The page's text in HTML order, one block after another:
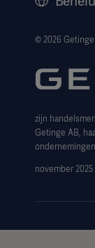
© 2026
zijn
Getinge AB,
november 2025